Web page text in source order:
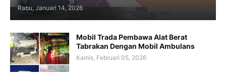
Rabu, Januari 14, 2026
Mobil Trada Pembawa Alat Berat
Tabrakan Dengan Mobil Ambulans
Kamis, Februari 05, 2026